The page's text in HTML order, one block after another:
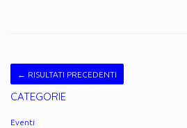
← RISULTATI PRECEDENTI
CATEGORIE
Eventi